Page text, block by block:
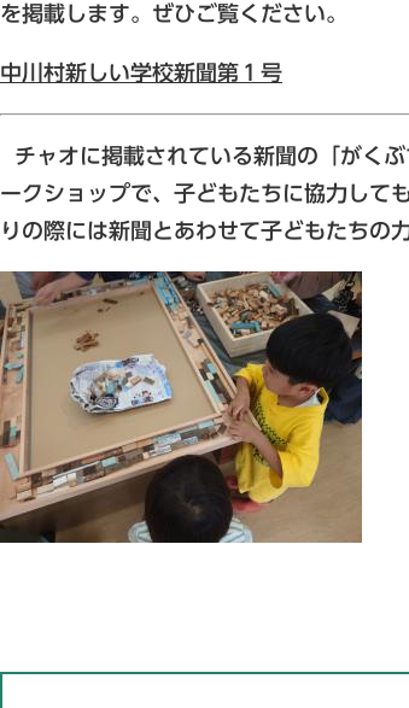
を掲載します。ぜひご覧ください。
中川村新しい学校新聞第１号
チャオに掲載されている新聞の「がく
ークショップで、子どもたちに協力して
りの際には新聞とあわせて子どもたちの